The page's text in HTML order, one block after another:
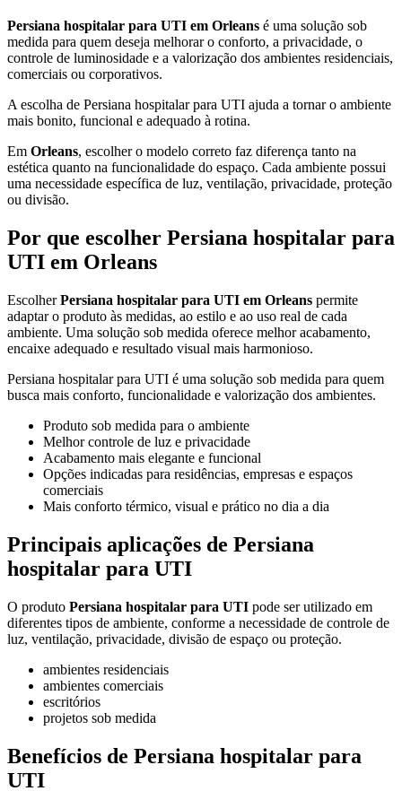
Persiana hospitalar para UTI em Orleans é uma solução sob
medida para quem deseja melhorar o conforto, a privacidade, o
controle de luminosidade e a valorização dos ambientes residenciais,
comerciais ou corporativos.
A escolha de Persiana hospitalar para UTI ajuda a tornar o ambiente
mais bonito, funcional e adequado à rotina.
Em Orleans, escolher o modelo correto faz diferença tanto na
estética quanto na funcionalidade do espaço. Cada ambiente possui
uma necessidade específica de luz, ventilação, privacidade, proteção
ou divisão.
Por que escolher Persiana hospitalar para
UTI em Orleans
EscolherPersiana hospitalar para UTI em Orleans permite
adaptar o produto às medidas, ao estilo e ao uso real de cada
ambiente. Uma solução sob medida oferece melhor acabamento,
encaixe adequado e resultado visual mais harmonioso.
Persiana hospitalar para UTI é uma solução sob medida para quem
busca mais conforto, funcionalidade e valorização dos ambientes.
Produto sob medida para o ambiente
Melhor controle de luz e privacidade
Acabamento mais elegante e funcional
Opções indicadas para residências, empresas e espaços
comerciais
Mais conforto térmico, visual e prático no dia a dia
Principais aplicações de Persiana
hospitalar para UTI
O produto Persiana hospitalar para UTI pode ser utilizado em
diferentes tipos de ambiente, conforme a necessidade de controle de
luz, ventilação, privacidade, divisão de espaço ou proteção.
ambientes residenciais
ambientes comerciais
escritórios
projetos sob medida
Benefícios de Persiana hospitalar para
UTI